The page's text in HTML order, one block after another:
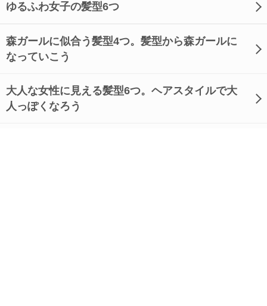
ゆるふわ女子の髪型6つ
森ガールに似合う髪型4つ。髪型から森ガールに
なっていこう
大人な女性に見える髪型6つ。ヘアスタイルで大
人っぽくなろう